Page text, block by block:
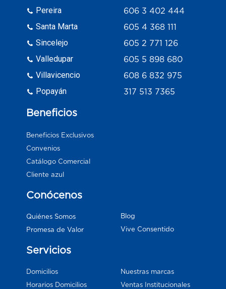
Pereira
Santa Marta
Sincelejo
Valledupar
Villavicencio
Popayán
606 3 402 444
605 4 368 111
605 2 771 126
605 5 898 680
608 6 832 975
317 513 7365
Beneficios
Beneficios Exclusivos
Convenios
Catálogo Comercial
Cliente azul
Conócenos
Quiénes Somos
Promesa de Valor
Blog
Vive Consentido
Servicios
Domicilios
Horarios Domicilios
Nuestras marcas
Ventas Institucionales